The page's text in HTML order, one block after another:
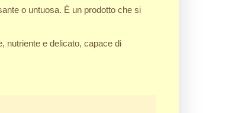
o untuosa. È un prodotto che si
nutriente e delicato, capace di